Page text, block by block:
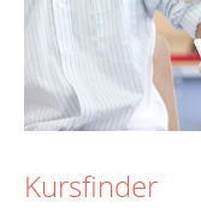
Kursfinder